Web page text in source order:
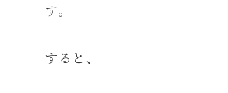
す。
すると、